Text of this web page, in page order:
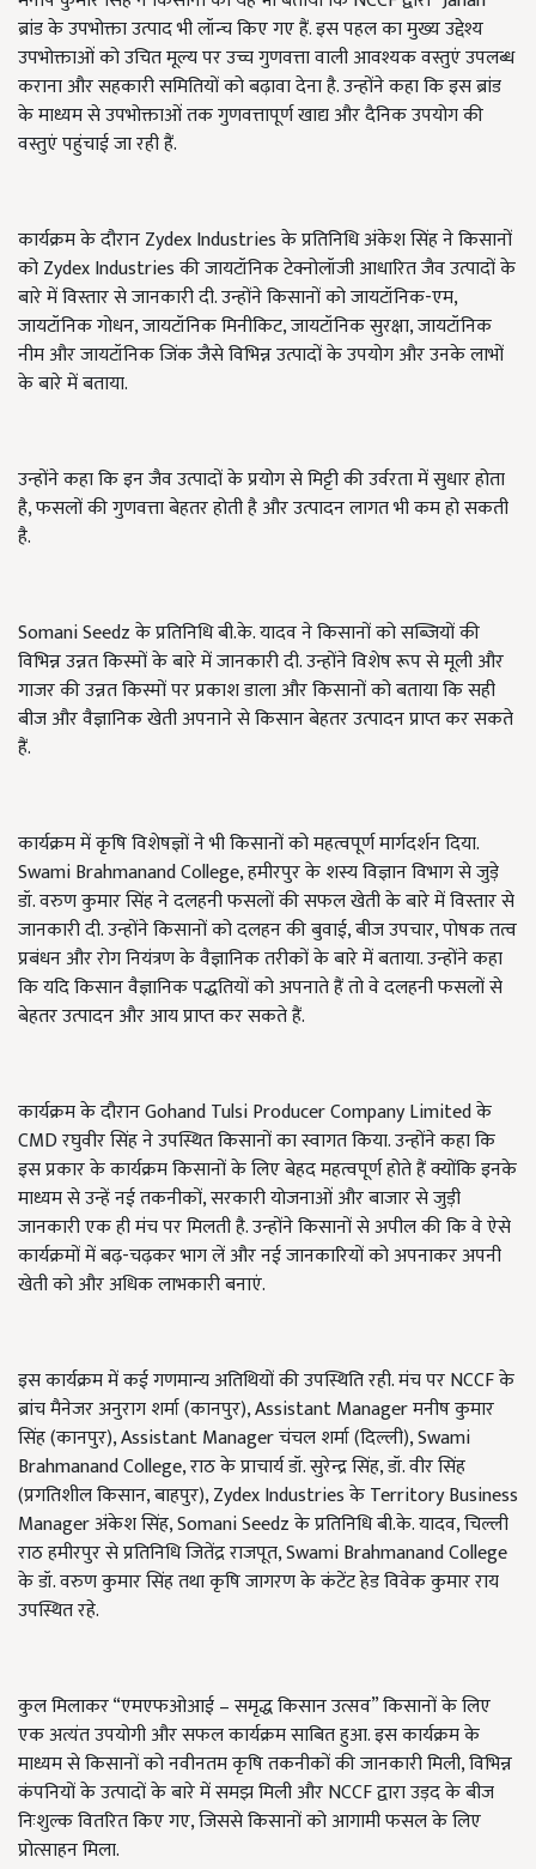
ब्रांड के उपभोक्ता उत्पाद भी लॉन्च किए गए हैं. इस पहल का मुख्य उद्देश्य
उपभोक्ताओं को उचित मूल्य पर उच्च गुणवत्ता वाली आवश्यक वस्तुएं उपलब्ध
कराना और सहकारी समितियों को बढ़ावा देना है. उन्होंने कहा कि इस ब्रांड
के माध्यम से उपभोक्ताओं तक गुणवत्तापूर्ण खाद्य और दैनिक उपयोग की
वस्तुएं पहुंचाई जा रही हैं.
कार्यक्रम के दौरान Zydex Industries के प्रतिनिधि अंकेश सिंह ने किसानों
को Zydex Industries की जायटॉनिक टेक्नोलॉजी आधारित जैव उत्पादों के
बारे में विस्तार से जानकारी दी. उन्होंने किसानों को जायटॉनिक-एम,
जायटॉनिक गोधन, जायटॉनिक मिनीकिट, जायटॉनिक सुरक्षा, जायटॉनिक
नीम और जायटॉनिक जिंक जैसे विभिन्न उत्पादों के उपयोग और उनके लाभों
के बारे में बताया.
उन्होंने कहा कि इन जैव उत्पादों के प्रयोग से मिट्टी की उर्वरता में सुधार होता
है, फसलों की गुणवत्ता बेहतर होती है और उत्पादन लागत भी कम हो सकती
है.
Somani Seedz के प्रतिनिधि बी.के. यादव ने किसानों को सब्जियों की
विभिन्न उन्नत किस्मों के बारे में जानकारी दी. उन्होंने विशेष रूप से मूली और
गाजर की उन्नत किस्मों पर प्रकाश डाला और किसानों को बताया कि सही
बीज और वैज्ञानिक खेती अपनाने से किसान बेहतर उत्पादन प्राप्त कर सकते
हैं.
कार्यक्रम में कृषि विशेषज्ञों ने भी किसानों को महत्वपूर्ण मार्गदर्शन दिया.
Swami Brahmanand College, हमीरपुर के शस्य विज्ञान विभाग से जुड़े
डॉ. वरुण कुमार सिंह ने दलहनी फसलों की सफल खेती के बारे में विस्तार से
जानकारी दी. उन्होंने किसानों को दलहन की बुवाई, बीज उपचार, पोषक तत्व
प्रबंधन और रोग नियंत्रण के वैज्ञानिक तरीकों के बारे में बताया. उन्होंने कहा
कि यदि किसान वैज्ञानिक पद्धतियों को अपनाते हैं तो वे दलहनी फसलों से
बेहतर उत्पादन और आय प्राप्त कर सकते हैं.
कार्यक्रम के दौरान Gohand Tulsi Producer Company Limited के
CMD रघुवीर सिंह ने उपस्थित किसानों का स्वागत किया. उन्होंने कहा कि
इस प्रकार के कार्यक्रम किसानों के लिए बेहद महत्वपूर्ण होते हैं क्योंकि इनके
माध्यम से उन्हें नई तकनीकों, सरकारी योजनाओं और बाजार से जुड़ी
जानकारी एक ही मंच पर मिलती है. उन्होंने किसानों से अपील की कि वे ऐसे
कार्यक्रमों में बढ़-चढ़कर भाग लें और नई जानकारियों को अपनाकर अपनी
खेती को और अधिक लाभकारी बनाएं.
इस कार्यक्रम में कई गणमान्य अतिथियों की उपस्थिति रही. मंच पर NCCF के
ब्रांच मैनेजर अनुराग शर्मा (कानपुर), Assistant Manager मनीष कुमार
सिंह (कानपुर), Assistant Manager चंचल शर्मा (दिल्ली), Swami
Brahmanand College, राठ के प्राचार्य डॉ. सुरेन्द्र सिंह, डॉ. वीर सिंह
(प्रगतिशील किसान, बाहपुर), Zydex Industries के Territory Business
Manager अंकेश सिंह, Somani Seedz के प्रतिनिधि बी.के. यादव, चिल्ली
राठ हमीरपुर से प्रतिनिधि जितेंद्र राजपूत, Swami Brahmanand College
के डॉ. वरुण कुमार सिंह तथा कृषि जागरण के कंटेंट हेड विवेक कुमार राय
उपस्थित रहे.
कुल मिलाकर “एमएफओआई – समृद्ध किसान उत्सव” किसानों के लिए
एक अत्यंत उपयोगी और सफल कार्यक्रम साबित हुआ. इस कार्यक्रम के
माध्यम से किसानों को नवीनतम कृषि तकनीकों की जानकारी मिली, विभिन्न
कंपनियों के उत्पादों के बारे में समझ मिली और NCCF द्वारा उड़द के बीज
निःशुल्क वितरित किए गए, जिससे किसानों को आगामी फसल के लिए
प्रोत्साहन मिला.